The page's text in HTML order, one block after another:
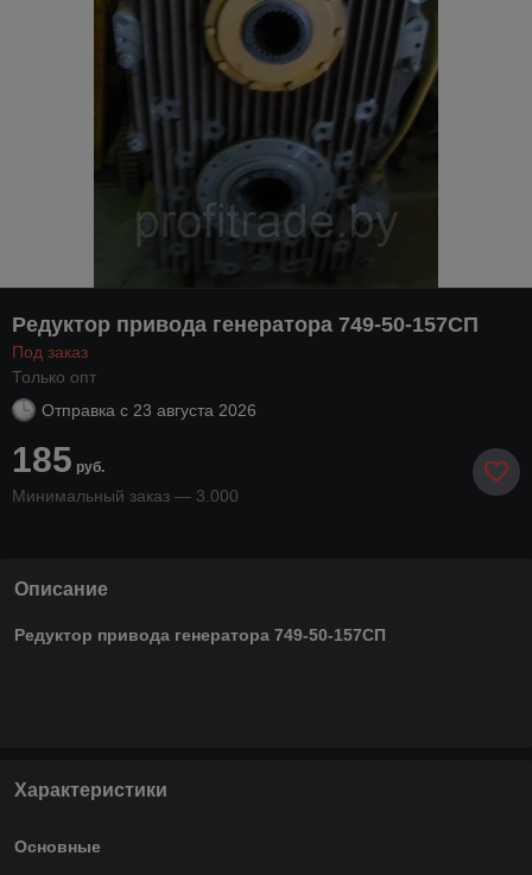
Редуктор привода генератора 749-50-157СП
Под заказ
Только опт
Отправка с 23 августа 2026
185 руб.
Минимальный заказ — 3.000
Описание
Редуктор привода генератора 749-50-157СП
Характеристики
Основные